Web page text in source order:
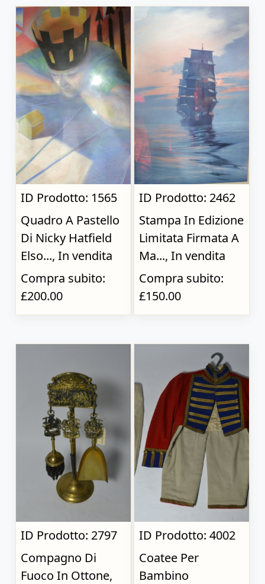
ID Prodotto: 1565
Quadro A Pastello
Di Nicky Hatfield
Elso..., In vendita
Compra subito:
£200.00
ID Prodotto: 2462
Stampa In Edizione
Limitata Firmata A
Ma..., In vendita
Compra subito:
£150.00
ID Prodotto: 2797
Compagno Di
Fuoco In Ottone,
ID Prodotto: 4002
Coatee Per
Bambino